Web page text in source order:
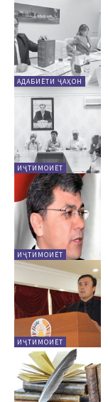
АДАБИЁТИ ҶАҲОН
ИҶТИМОИЁТ
ИҶТИМОИЁТ
ИҶТИМОИЁТ